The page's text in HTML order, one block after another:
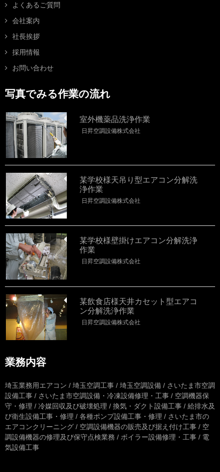
よくあるご質問
会社案内
社長挨拶
採用情報
お問い合わせ
写真でみる作業の流れ
室外機薬品洗浄作業
日昇空調設備株式会社
某学校様天吊り型エアコン分解洗
浄作業
日昇空調設備株式会社
某学校様壁掛けエアコン分解洗浄
作業
日昇空調設備株式会社
某飲食店様天井カセット型エアコ
ン分解洗浄作業
日昇空調設備株式会社
業務内容
埼玉業務用エアコン / 埼玉空調工事 / 埼玉空調設備 / さいたま市空調
設備工事 / さいたま市空調設備・冷凍設備修理・工事 / 空調機器保
守・修理 / 冷媒回収及び破壊処理 / 換気・ダクト設備工事 / 給排水及
び衛生設備工事・修理 / 各種ポンプ設備工事・修理 / さいたま市の
エアコンクリーニング / 空調設備機器の販売及び据え付け工事 / 空
調設備機器の修理及び保守点検業務 / ボイラー設備修理・工事 / 電
気設備工事